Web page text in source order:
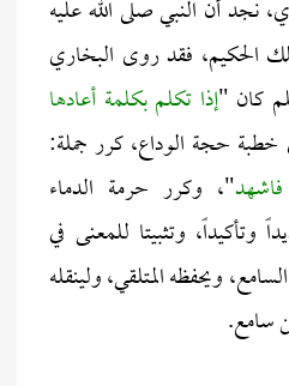
نجد أن النبي صلى الله عليه
الحكيم، فقد روى البخاري
كان "إذا تكلم بكلمة أعادها
حجة الوداع، كرر جملة:
"، وكرر حرمة الدماء
وتأكيداً، وتثبيتا للمعنى في
ويحفظه المتلقي، ولينقله
سامع.